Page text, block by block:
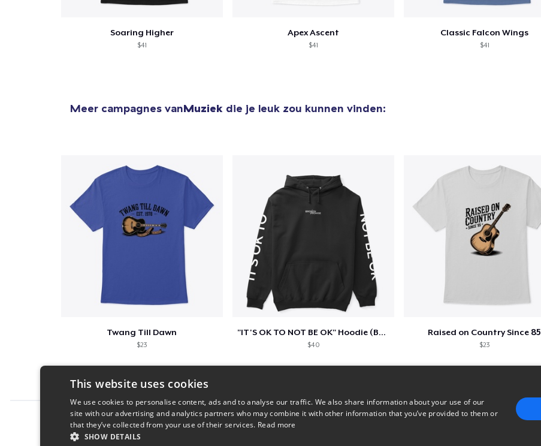
Soaring Higher
$41
Apex Ascent
$41
Classic Falcon Wings
$41
Meer campagnes vanMuziek die je leuk zou kunnen vinden:
Twang Till Dawn
$23
"IT'S OK TO NOT BE OK" Hoodie (BP LOGO)
$40
Raised on Country Since 85
$23
Report this product
This website uses cookies
We use cookies to personalise content, ads and to analyse our traffic. We also share information about your use of our
site with our advertising and analytics partners who may combine it with other information that you’ve provided to them or
that they’ve collected from your use of their services. Read more
SHOW DETAILS